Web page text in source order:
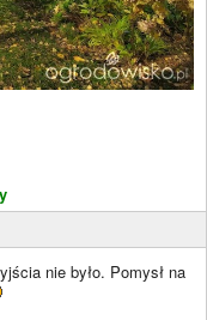
nie było. Pomysł na